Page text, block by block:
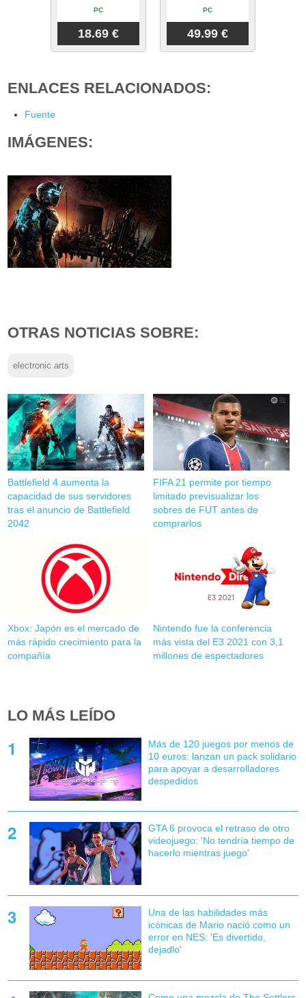
PC
18.69 €
PC
49.99 €
ENLACES RELACIONADOS:
Fuente
IMÁGENES:
OTRAS NOTICIAS SOBRE:
electronic arts
Battlefield 4 aumenta la
capacidad de sus servidores
tras el anuncio de Battlefield
2042
FIFA 21 permite por tiempo
limitado previsualizar los
sobres de FUT antes de
comprarlos
Xbox: Japón es el mercado de
más rápido crecimiento para la
compañía
Nintendo fue la conferencia
más vista del E3 2021 con 3,1
millones de espectadores
LO MÁS LEÍDO
Más de 120 juegos por menos de
10 euros: lanzan un pack solidario
para apoyar a desarrolladores
despedidos
GTA 6 provoca el retraso de otro
videojuego: 'No tendría tiempo de
hacerlo mientras juego'
Una de las habilidades más
icónicas de Mario nació como un
error en NES: 'Es divertido,
dejadlo'